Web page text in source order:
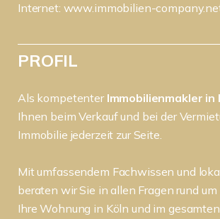
Internet: www.immobilien-
PROFIL
Als kompetenter Immobilienmakler in
Ihnen beim Verkauf und bei der
Immobilie jederzeit zur Seite.
Mit umfassendem Fachwissen und
beraten wir Sie in allen Fragen rund um
Ihre Wohnung in Köln und im